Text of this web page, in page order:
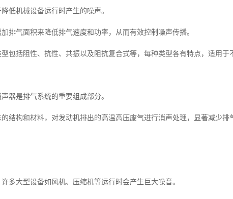
低机械设备运行时产生的噪声。
排气面积来降低排气速度和功率，从而有效控制噪声传播。
包括阻性、抗性、共振以及阻抗复合式等，每种类型各有特点，适用于
器是排气系统的重要组成部分。
结构和材料，对发动机排出的高温高压废气进行消声处理，显著减少
多大型设备如风机、压缩机等运行时会产生巨大噪音。